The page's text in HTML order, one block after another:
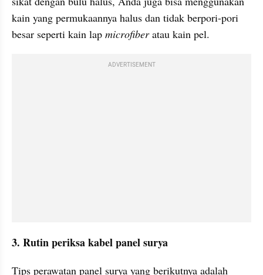
kain yang permukaannya halus dan tidak berpori-pori
besar seperti kain lap microfiber atau kain pel.
ADVERTISEMENT
3. Rutin periksa kabel panel surya
Tips perawatan panel surya yang berikutnya adalah